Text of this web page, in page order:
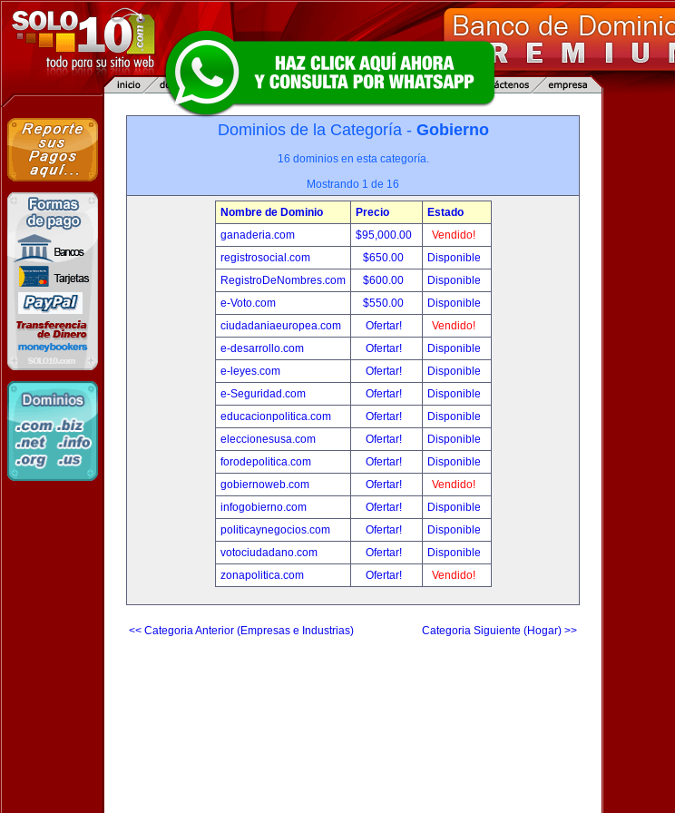
Dominios de la Categoría - Gobierno
16 dominios en esta categoría.
Mostrando 1 de 16
Nombre de Dominio Precio
Estado
ganaderia.com
$95,000.00
Vendido!
registrosocial.com
$650.00
Disponible
RegistroDeNombres.com
$600.00
Disponible
e-Voto.com
$550.00
Disponible
ciudadaniaeuropea.com
Ofertar!
Vendido!
e-desarrollo.com
Ofertar!
Disponible
e-leyes.com
Ofertar!
Disponible
e-Seguridad.com
Ofertar!
Disponible
educacionpolitica.com
Ofertar!
Disponible
eleccionesusa.com
Ofertar!
Disponible
forodepolitica.com
Ofertar!
Disponible
gobiernoweb.com
Ofertar!
Vendido!
infogobierno.com
Ofertar!
Disponible
politicaynegocios.com
Ofertar!
Disponible
votociudadano.com
Ofertar!
Disponible
zonapolitica.com
Ofertar! Vendido!
<< Categoria Anterior (Empresas e Industrias) Categoria Siguiente (Hogar) >>